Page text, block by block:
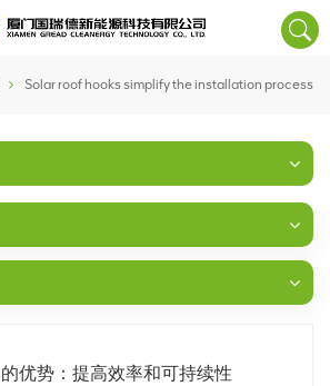
Solar roof hooks simplify the installation process
优势：提高效率和可持续性